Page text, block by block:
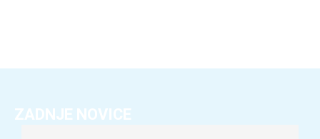
ZADNJE NOVICE